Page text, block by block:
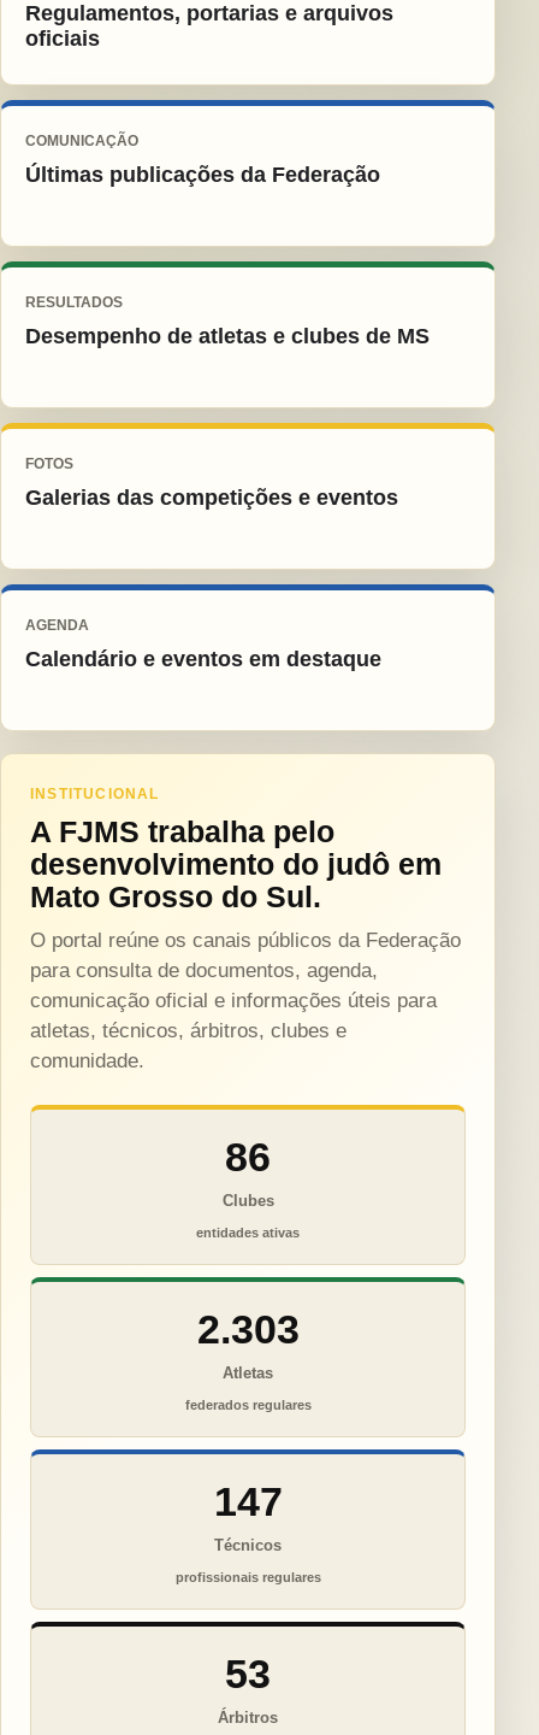
Regulamentos, portarias e arquivos
oficiais
COMUNICAÇÃO
Últimas publicações da Federação
RESULTADOS
Desempenho de atletas e clubes de MS
FOTOS
Galerias das competições e eventos
AGENDA
Calendário e eventos em destaque
INSTITUCIONAL
A FJMS trabalha pelo
desenvolvimento do judô em
Mato Grosso do Sul.
O portal reúne os canais públicos da Federação
para consulta de documentos, agenda,
comunicação oficial e informações úteis para
atletas, técnicos, árbitros, clubes e
comunidade.
86
Clubes
entidades ativas
2.303
Atletas
federados regulares
147
Técnicos
profissionais regulares
53
Árbitros